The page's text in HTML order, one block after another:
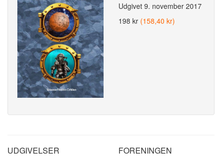
Udgivet 9. november 2017
198 kr (158,40 kr)
UDGIVELSER
FORENINGEN